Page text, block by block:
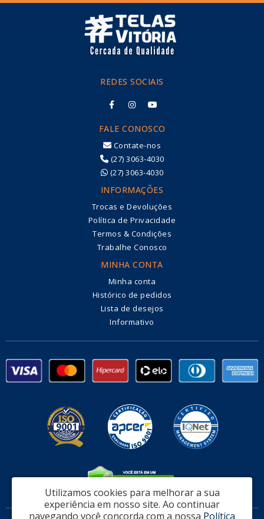
REDES SOCIAIS
FALE CONOSCO
Contate-nos
(27) 3063-4030
(27) 3063-4030
INFORMAÇÕES
Trocas e Devoluções
Política de Privacidade
Termos & Condições
Trabalhe Conosco
MINHA CONTA
Minha conta
Histórico de pedidos
Lista de desejos
Informativo
Utilizamos cookies para melhorar a sua
experiência em nosso site. Ao continuar
navegando você concorda com a nossa Política